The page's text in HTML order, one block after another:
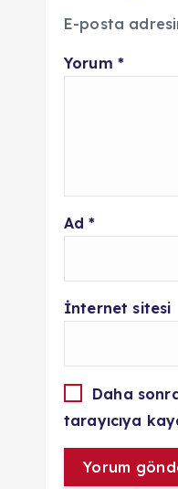
E-posta
Yorum *
Ad*
İnternet sitesi
Daha
tarayıcıya